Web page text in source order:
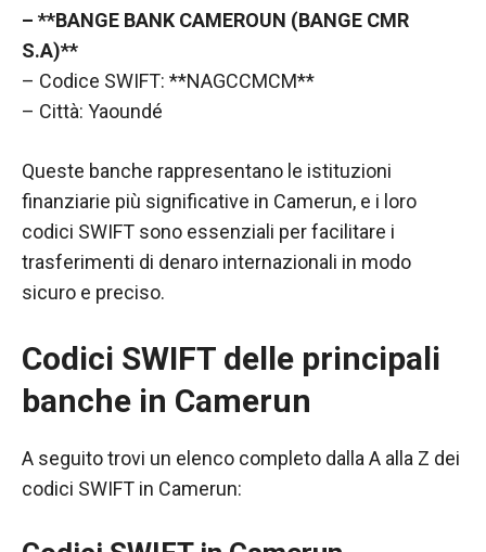
– **BANGE BANK CAMEROUN (BANGE CMR
S.A)**
– Codice SWIFT: **NAGCCMCM**
– Città: Yaoundé
Queste banche rappresentano le istituzioni
finanziarie più significative in Camerun, e i loro
codici SWIFT sono essenziali per facilitare i
trasferimenti di denaro internazionali in modo
sicuro e preciso.
Codici SWIFT delle principali
banche in Camerun
A seguito trovi un elenco completo dalla A alla Z dei
codici SWIFT in Camerun: